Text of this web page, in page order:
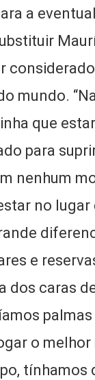
a
mundo.
que
para
nenhum
no lugar
e
dos caras
o melhor
tínhamos